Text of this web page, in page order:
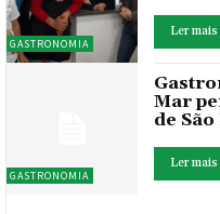
GASTRONOMIA
Ler mais
GASTRONOMIA
Mar
de
Ler mais